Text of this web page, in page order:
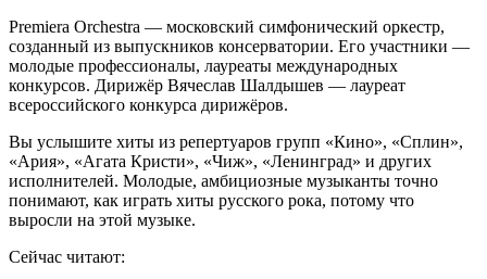
Premiera Orchestra — московский симфонический оркестр,
созданный из выпускников консерватории. Его участники —
молодые профессионалы, лауреаты международных
конкурсов. Дирижёр Вячеслав Шалдышев — лауреат
всероссийского конкурса дирижёров.
Вы услышите хиты из репертуаров групп «Кино», «Сплин»,
«Ария», «Агата Кристи», «Чиж», «Ленинград» и других
исполнителей. Молодые, амбициозные музыканты точно
понимают, как играть хиты русского рока, потому что
выросли на этой музыке.
Сейчас читают: